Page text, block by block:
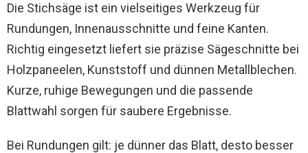
Die Stichsäge ist ein vielseitiges Werkzeug für
Rundungen, Innenausschnitte und feine Kanten.
Richtig eingesetzt liefert sie präzise Sägeschnitte bei
Holzpaneelen, Kunststoff und dünnen Metallblechen.
Kurze, ruhige Bewegungen und die passende
Blattwahl sorgen für saubere Ergebnisse.
Bei Rundungen gilt: je dünner das Blatt, desto besser